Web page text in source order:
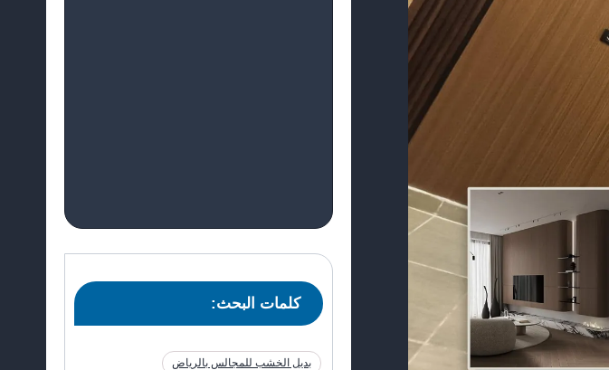
كلمات البحث:
بديل الخشب للمجالس بالرياض